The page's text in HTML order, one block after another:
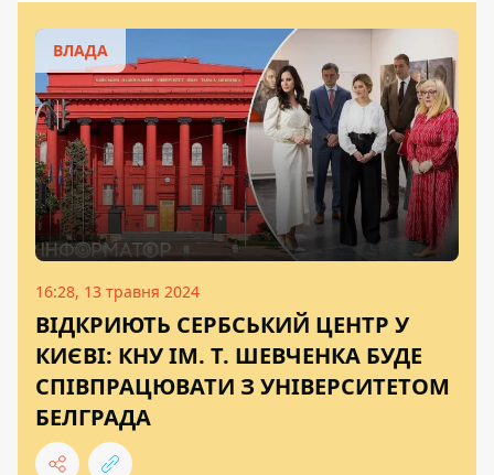
ВЛАДА
16:28, 13 травня 2024
ВІДКРИЮТЬ СЕРБСЬКИЙ ЦЕНТР У
КИЄВІ: КНУ ІМ. Т. ШЕВЧЕНКА БУДЕ
СПІВПРАЦЮВАТИ З УНІВЕРСИТЕТОМ
БЕЛГРАДА